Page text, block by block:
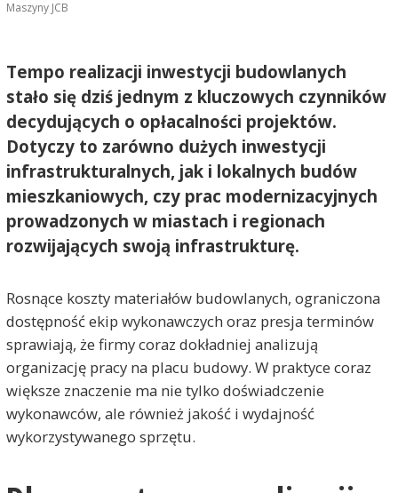
Maszyny JCB
Tempo realizacji inwestycji budowlanych
stało się dziś jednym z kluczowych czynników
decydujących o opłacalności projektów.
Dotyczy to zarówno dużych inwestycji
infrastrukturalnych, jak i lokalnych budów
mieszkaniowych, czy prac modernizacyjnych
prowadzonych w miastach i regionach
rozwijających swoją infrastrukturę.
Rosnące koszty materiałów budowlanych, ograniczona
dostępność ekip wykonawczych oraz presja terminów
sprawiają, że firmy coraz dokładniej analizują
organizację pracy na placu budowy. W praktyce coraz
większe znaczenie ma nie tylko doświadczenie
wykonawców, ale również jakość i wydajność
wykorzystywanego sprzętu.